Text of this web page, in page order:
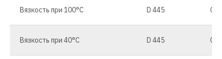
Вязкость при 100°C D 445 CSt
Вязкость при 40°C D 445 CSt